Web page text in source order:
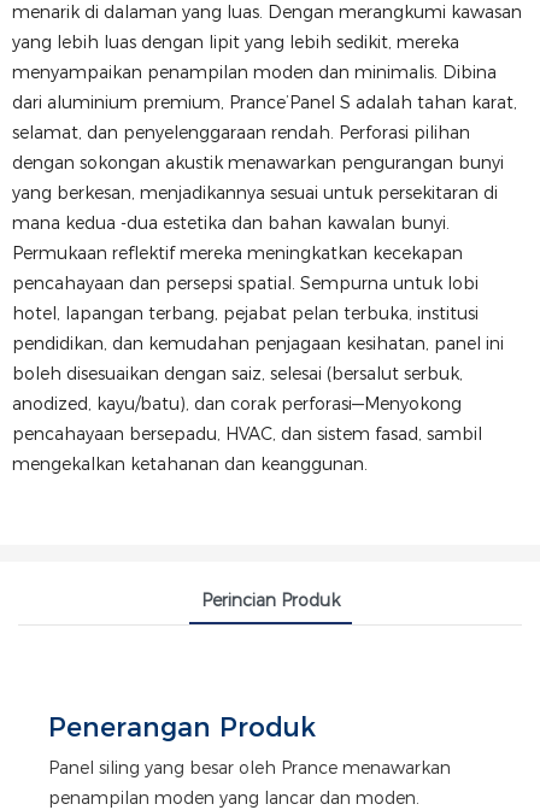
menarik di dalaman yang luas. Dengan merangkumi kawasan
yang lebih luas dengan lipit yang lebih sedikit, mereka
menyampaikan penampilan moden dan minimalis. Dibina
dari aluminium premium, Prance’Panel S adalah tahan karat,
selamat, dan penyelenggaraan rendah. Perforasi pilihan
dengan sokongan akustik menawarkan pengurangan bunyi
yang berkesan, menjadikannya sesuai untuk persekitaran di
mana kedua -dua estetika dan bahan kawalan bunyi.
Permukaan reflektif mereka meningkatkan kecekapan
pencahayaan dan persepsi spatial. Sempurna untuk lobi
hotel, lapangan terbang, pejabat pelan terbuka, institusi
pendidikan, dan kemudahan penjagaan kesihatan, panel ini
boleh disesuaikan dengan saiz, selesai (bersalut serbuk,
anodized, kayu/batu), dan corak perforasi—Menyokong
pencahayaan bersepadu, HVAC, dan sistem fasad, sambil
mengekalkan ketahanan dan keanggunan.
Perincian Produk
Penerangan Produk
Panel siling yang besar oleh Prance menawarkan
penampilan moden yang lancar dan moden.